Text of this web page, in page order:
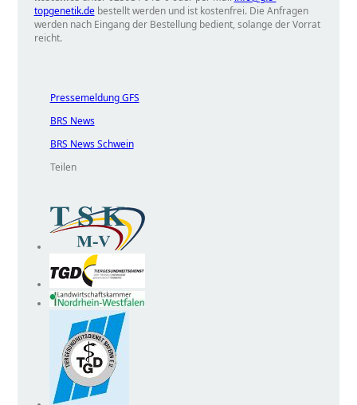
topgenetik.debestellt werden und ist kostenfrei. Die Anfragen
werden nach Eingang der Bestellung bedient, solange der Vorrat
reicht.
Pressemeldung GFS
BRS News
BRS News Schwein
Teilen